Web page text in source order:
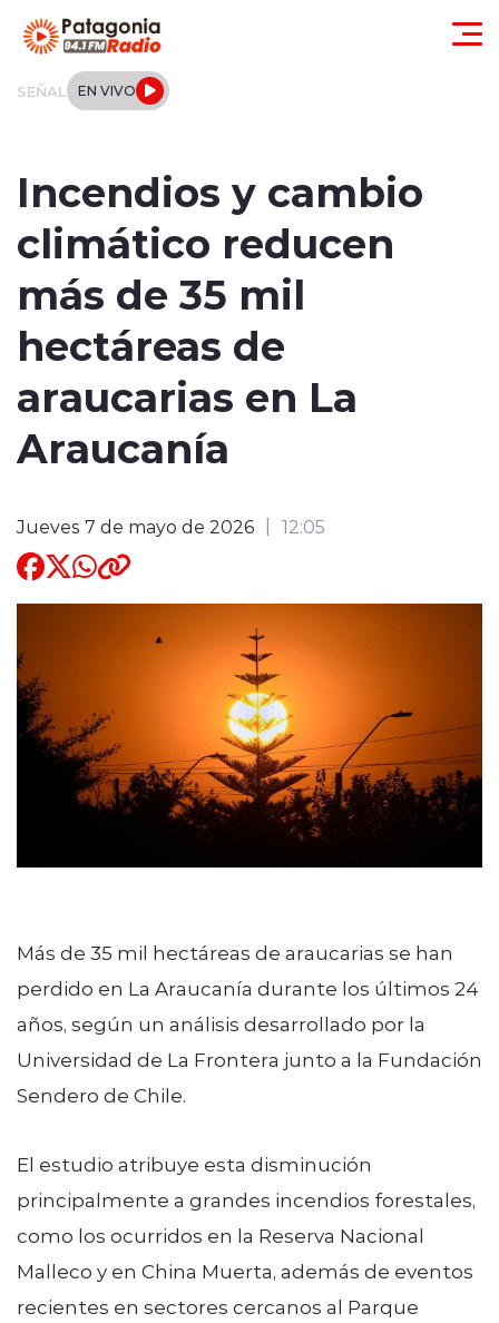
SEÑAL EN VIVO
Tendencias
Internacional
Quienes Somos
modo claro
Incendios y cambio
climático reducen
más de 35 mil
hectáreas de
araucarias en La
Araucanía
Jueves 7 de mayo de 2026 12:05
Más de 35 mil hectáreas de araucarias se han
perdido en La Araucanía durante los últimos 24
años, según un análisis desarrollado por la
Universidad de La Frontera junto a la Fundación
Sendero de Chile.
El estudio atribuye esta disminución
principalmente a grandes incendios forestales,
como los ocurridos en la Reserva Nacional
Malleco y en China Muerta, además de eventos
recientes en sectores cercanos al Parque